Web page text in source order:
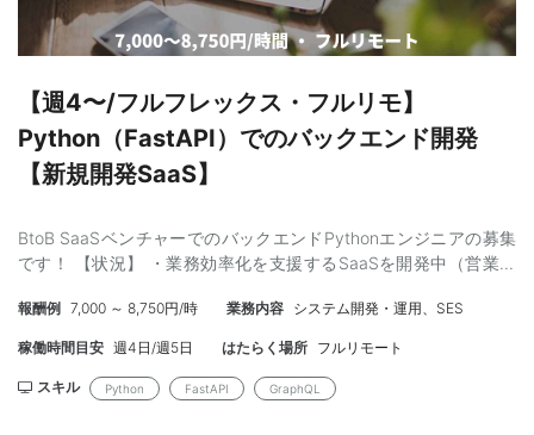
【週4〜/フルフレックス・フルリモ】
Python（FastAPI）でのバックエンド開発
【新規開発SaaS】
BtoB SaaSベンチャーでのバックエンドPythonエンジニアの募集
です！ 【状況】 ・業務効率化を支援するSaaSを開発中（営業開
託5名＋デザイナー1名 【仕事内容】 ・Python、FastAPI、
Strawberryを用いたGraphQLサーバー開発 ・各種SaaSとのAPI連
上 ・バックエンドエンジニアが3名以上いるなど一定規模のサー
報酬例 7,000 ～ 8,750円/時 業務内容 システム開発・運用、SES
稼働時間目安 週4日/週5日 はたらく場所 フルリモート
スキル Python FastAPI GraphQL